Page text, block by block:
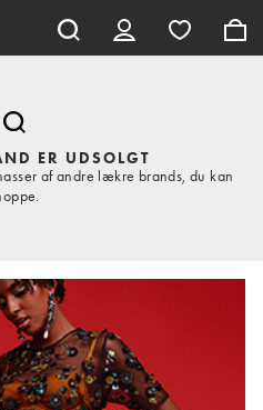
ER UDSOLGT
af andre lækre brands, du kan